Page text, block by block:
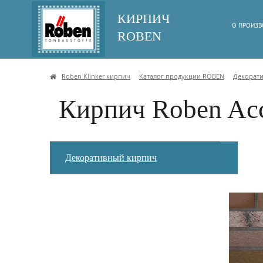
КИРПИЧ
ROBEN
О
Roben Klinker кирпич Каталог продукции ROBEN
Кирпич Roben
Декоративный кирпич